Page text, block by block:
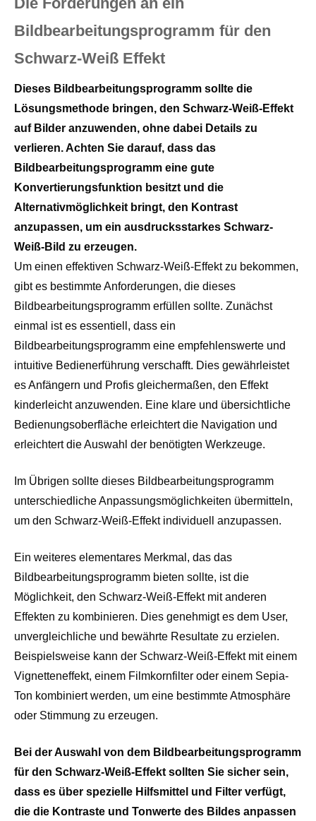
Bildbearbeitungsprogramm für den
Schwarz-Weiß Effekt
Dieses Bildbearbeitungsprogramm sollte die
Lösungsmethode bringen, den Schwarz-Weiß-Effekt
auf Bilder anzuwenden, ohne dabei Details zu
verlieren. Achten Sie darauf, dass das
Bildbearbeitungsprogramm eine gute
Konvertierungsfunktion besitzt und die
Alternativmöglichkeit bringt, den Kontrast
anzupassen, um ein ausdrucksstarkes Schwarz-
Weiß-Bild zu erzeugen.
Um einen effektiven Schwarz-Weiß-Effekt zu bekommen,
gibt es bestimmte Anforderungen, die dieses
Bildbearbeitungsprogramm erfüllen sollte. Zunächst
einmal ist es essentiell, dass ein
Bildbearbeitungsprogramm eine empfehlenswerte und
intuitive Bedienerführung verschafft. Dies gewährleistet
es Anfängern und Profis gleichermaßen, den Effekt
kinderleicht anzuwenden. Eine klare und übersichtliche
Bedienungsoberfläche erleichtert die Navigation und
erleichtert die Auswahl der benötigten Werkzeuge.
Im Übrigen sollte dieses Bildbearbeitungsprogramm
unterschiedliche Anpassungsmöglichkeiten übermitteln,
um den Schwarz-Weiß-Effekt individuell anzupassen.
Ein weiteres elementares Merkmal, das das
Bildbearbeitungsprogramm bieten sollte, ist die
Möglichkeit, den Schwarz-Weiß-Effekt mit anderen
Effekten zu kombinieren. Dies genehmigt es dem User,
unvergleichliche und bewährte Resultate zu erzielen.
Beispielsweise kann der Schwarz-Weiß-Effekt mit einem
Vignetteneffekt, einem Filmkornfilter oder einem Sepia-
Ton kombiniert werden, um eine bestimmte Atmosphäre
oder Stimmung zu erzeugen.
Bei der Auswahl von dem Bildbearbeitungsprogramm
für den Schwarz-Weiß-Effekt sollten Sie sicher sein,
dass es über spezielle Hilfsmittel und Filter verfügt,
die die Kontraste und Tonwerte des Bildes anpassen